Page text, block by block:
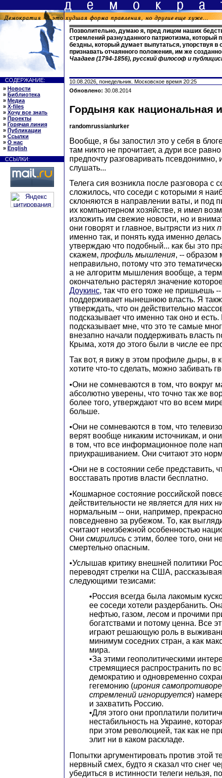
Позволительно, думаю я, пред лицом наших
стремлений разнузданного патриотизма, который
бездны, который думает выпутаться, упорствуя в
признавать отчаянного положения, им же
Чаадаев (1794-1856), русский философ и
СОДЕРЖАНИЕ:
» Новости
» Библиотека
» Медиа
» X-files
» Хочу все знать
» Проекты
» Горячая линия
» Публикации
» Ссылки
» О нас
» English
ССЫЛКИ:
10.08.2026, понедельник. Московское время 20:25
Обновлено: 30.08.2014
Гордыня как национальная
randomrussianlurker
Вообще, я бы запостил это у себя в
там никто не прочитает, а дури все
предпочту разговаривать псевдонимно,
слушать...
Телега сия возникла после разговора с
сложилось, что соседи с которыми я
склоняются в направлении ваты, и под
их компьютерном хозяйстве, я имел
изложить им свежие новости, но и
они говорят и главное, вытрясти из них
именно так, и понять куда именно
утверждаю что подобный... как бы это
скажем, профиль мышления, -- образом
неправильно, потому что это
а не алгоритм мышления вообще, а
окончательно растерял значение
Доукинс, так что его тоже не пришьешь
поддерживает нынешнюю власть. Я
утверждать, что он действительно
подсказывает что именно так оно и
подсказывает мне, что это те самые
внезапно начали поддерживать власть
Крыма, хотя до этого были в числе ее
Так вот, я вижу в этом профиле дыры, в
хотите что-то сделать, можно забивать
•Они не сомневаются в том, что вокруг
абсолютно уверены, что точно так же
более того, утверждают что во всем
больше.
•Они не сомневаются в том, что
верят вообще никаким источникам, и
в том, что все информационное поле
приукрашиванием. Они считают это
•Они не в состоянии себе представить,
восставать против власти бесплатно.
•Кошмарное состояние российской
действительности не является для них
нормальным -- они, например,
повседневно за рубежом. То, как
считают неизбежной особенностью
Они смирились с этим, более того, они
смертельно опасным.
•Услышав критику внешней политики
переводят стрелки на США, рассказывая
следующими тезисами:
•Россия всегда была лакомым
ее соседи хотели раздербанить.
нефтью, газом, лесом и прочими
богатствами и потому ценна. Все
играют решающую роль в
минимум соседних стран, а как
мира.
•За этими геополитическими
стремящиеся распространить по
демократию и одновременно
гегемонию (ирония
стремлений игнорируется)
и захватить Россию.
•Для этого они проплатили
нестабильность на Украине,
при этом революцией, так как не
элит ни в каком раскладе.
Попытки аргументировать против этой
нервный смех, будто я сказал что снег
убедиться в истинности телеги нельзя,